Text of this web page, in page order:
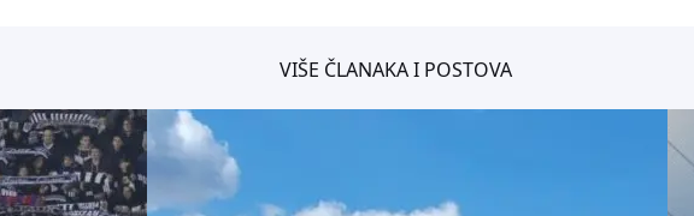
VIŠE ČLANAKA I POSTOVA